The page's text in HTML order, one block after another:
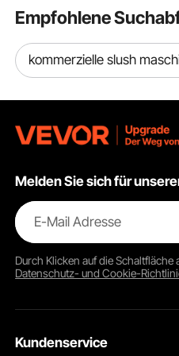
Empfohlene
kommerzielle slush
Melden Sie sich für
E-Mail Adresse
Durch Klicken auf die Schaltfläche
Datenschutz- und Cookie-
Kundenservice